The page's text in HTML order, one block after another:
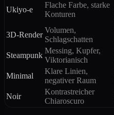
Ukiyo-e
Flache Farbe, starke
Konturen
3D-Render
Volumen,
Schlagschatten
Steampunk
Messing, Kupfer,
Viktorianisch
Minimal
Klare Linien,
negativer Raum
Noir
Kontrastreicher
Chiaroscuro